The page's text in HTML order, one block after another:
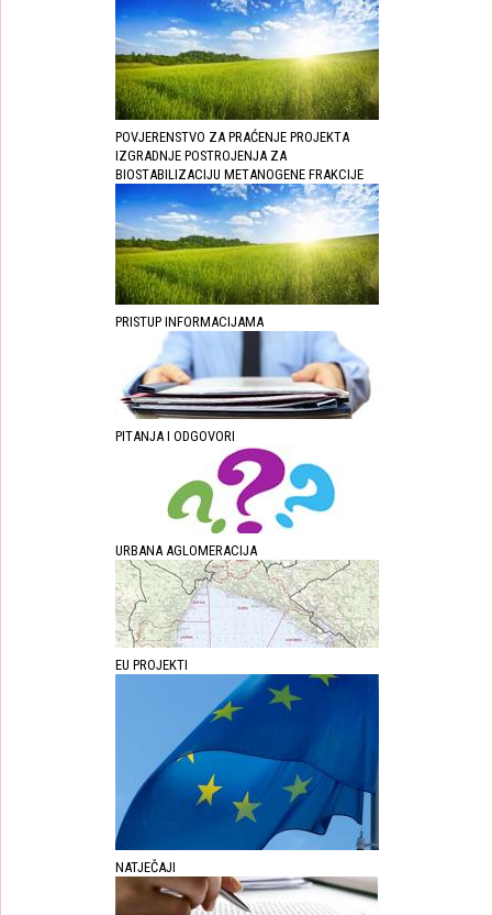
POVJERENSTVO ZA PRAĆENJE PROJEKTA
IZGRADNJE POSTROJENJA ZA
BIOSTABILIZACIJU METANOGENE FRAKCIJE
PRISTUP INFORMACIJAMA
PITANJA I ODGOVORI
URBANA AGLOMERACIJA
EU PROJEKTI
NATJEČAJI